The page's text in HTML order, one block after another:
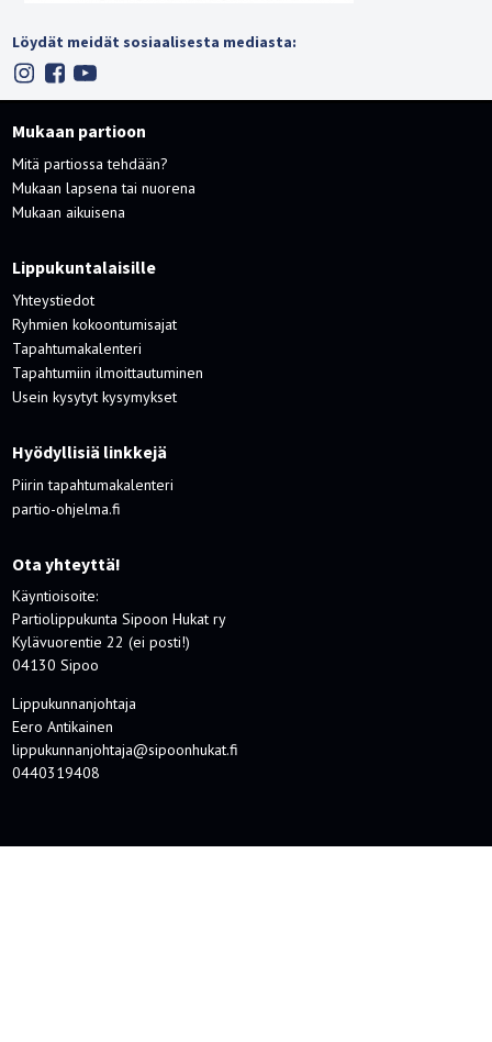
Löydät meidät sosiaalisesta mediasta:
Mukaan partioon
Mitä partiossa tehdään?
Mukaan lapsena tai nuorena
Mukaan aikuisena
Lippukuntalaisille
Yhteystiedot
Ryhmien kokoontumisajat
Tapahtumakalenteri
Tapahtumiin ilmoittautuminen
Usein kysytyt kysymykset
Hyödyllisiä linkkejä
Piirin tapahtumakalenteri
partio-ohjelma.fi
Ota yhteyttä!
Käyntioisoite:
Partiolippukunta Sipoon Hukat ry
Kylävuorentie 22 (ei posti!)
04130 Sipoo
Lippukunnanjohtaja
Eero Antikainen
lippukunnanjohtaja@sipoonhukat.fi
0440319408